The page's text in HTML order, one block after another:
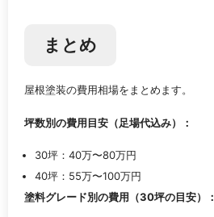
まとめ
屋根塗装の費用相場をまとめます。
坪数別の費用目安（足場代込み）：
30坪：40万〜80万円
40坪：55万〜100万円
塗料グレード別の費用（30坪の目安）：